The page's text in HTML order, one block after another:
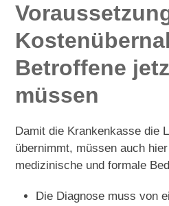
Betroffene
müssen
Damit die Krankenkasse die
übernimmt, müssen auch
medizinische und formale
Die Diagnose muss von